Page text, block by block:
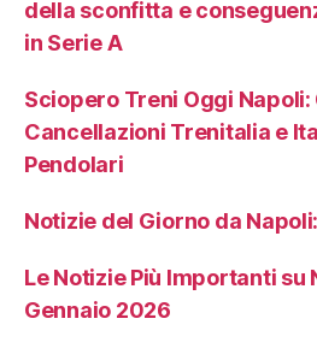
della sconfitta e
in Serie A
Sciopero Treni Oggi Napoli:
Cancellazioni Trenitalia e
Pendolari
Notizie del Giorno da
Le Notizie Più Importanti su
Gennaio 2026